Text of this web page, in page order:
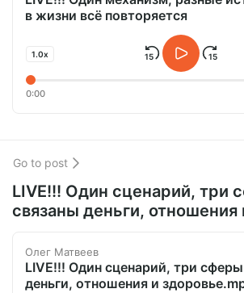
в жизни всё повторяется
1.0x
0:00
Go to post
LIVE!!! Один сценарий, три
связаны деньги, отношения
Олег Матвеев
LIVE!!! Один сценарий, три
деньги, отношения и